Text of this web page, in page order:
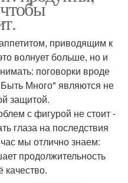
приводящим к
волнует больше, но и
поговорки вроде
Много" являются не
защитой.
с фигурой не стоит -
глаза на последствия
мы отлично знаем:
продолжительность
качество.